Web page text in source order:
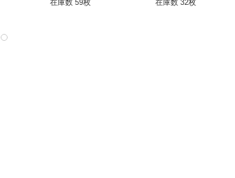
在庫数 59枚 在庫数 32枚